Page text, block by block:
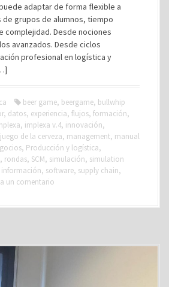
adaptar de forma flexible a
grupos de alumnos, tiempo
complejidad. Desde nociones
avanzados. Desde ciclos
profesional en logística y
beer game, beergame, bullwhip
, datos, experiencia, flujos, formación,
, implexa v.4, innovación,
juego de la cerveza, management, manual
, Producción y logística,
, rondas, SCM, simulación, simulation
información, software, supply chain,
un comentario